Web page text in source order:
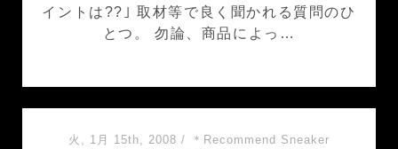
イントは??｣ 取材等で良く聞かれる質問のひ
とつ。 勿論、商品によっ…
火, 1月 15th, 2008 / ＊Recommend Sneaker